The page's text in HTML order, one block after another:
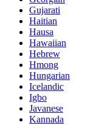
Gujarati
Haitian
Hausa
Hawaiian
Hebrew
Hmong
Hungarian
Icelandic
Igbo
Javanese
Kannada